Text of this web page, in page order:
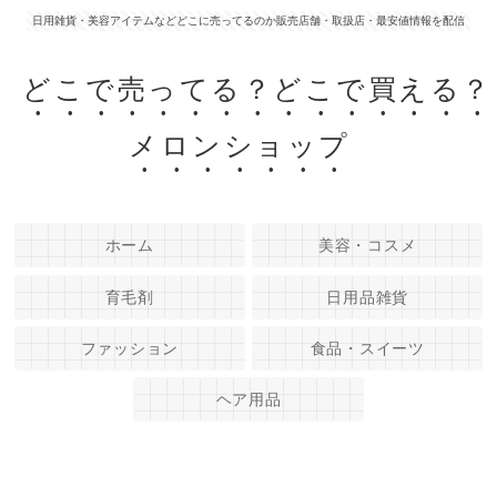
日用雑貨・美容アイテムなどどこに売ってるのか販売店舗・取扱店・最安値情報を配信
どこで売ってる？どこで買える？
メロンショップ
ホーム 美容・コスメ
育毛剤 日用品雑貨
ファッション 食品・スイーツ
ヘア用品